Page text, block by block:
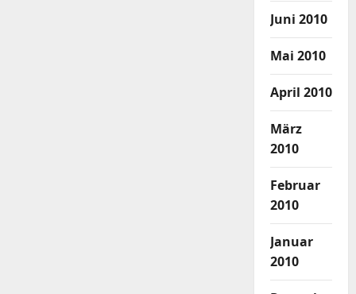
Juni 2010
Mai 2010
April 2010
März
2010
Februar
2010
Januar
2010